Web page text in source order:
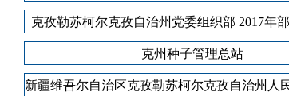
克孜勒苏柯尔克孜自治州党委组织部 2017年
克州种子管理总站